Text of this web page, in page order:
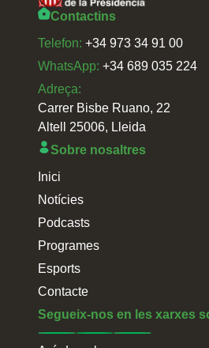
Contactins
Telefon: +34 973 34 91 00
WhatsApp: +34 689 035 224
Adreça:
Carrer Bisbe Ruano, 22
Altell 25006, Lleida
Sobre nosaltres
Inici
Notícies
Podcasts
Programes
Esports
Contacte
Segueix-nos en les xarxes